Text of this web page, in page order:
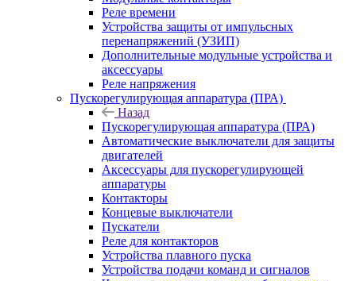
Реле времени
Устройства защиты от импульсных
перенапряжений (УЗИП)
Дополнительные модульные устройства и
аксессуары
Реле напряжения
Пускорегулирующая аппаратура (ПРА)
Назад
Пускорегулирующая аппаратура (ПРА)
Автоматические выключатели для защиты
двигателей
Аксессуары для пускорегулирующей
аппаратуры
Контакторы
Концевые выключатели
Пускатели
Реле для контакторов
Устройства плавного пуска
Устройства подачи команд и сигналов